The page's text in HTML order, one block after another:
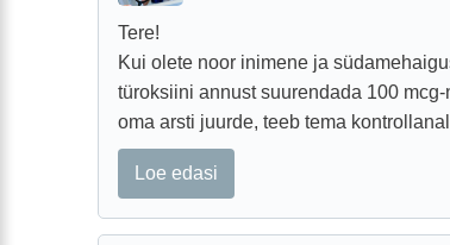
Tere!
Kui olete noor inimene ja
türoksiini annust suurendada 100
oma arsti juurde, teeb tema
Loe edasi